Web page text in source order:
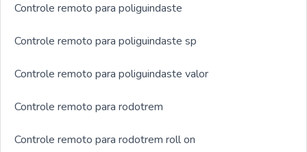
Controle remoto para poliguindaste
Controle remoto para poliguindaste sp
Controle remoto para poliguindaste valor
Controle remoto para rodotrem
Controle remoto para rodotrem roll on